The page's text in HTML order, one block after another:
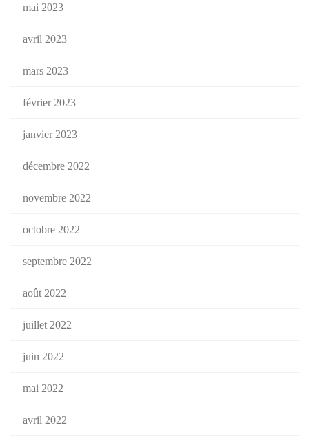
mai 2023
avril 2023
mars 2023
février 2023
janvier 2023
décembre 2022
novembre 2022
octobre 2022
septembre 2022
août 2022
juillet 2022
juin 2022
mai 2022
avril 2022